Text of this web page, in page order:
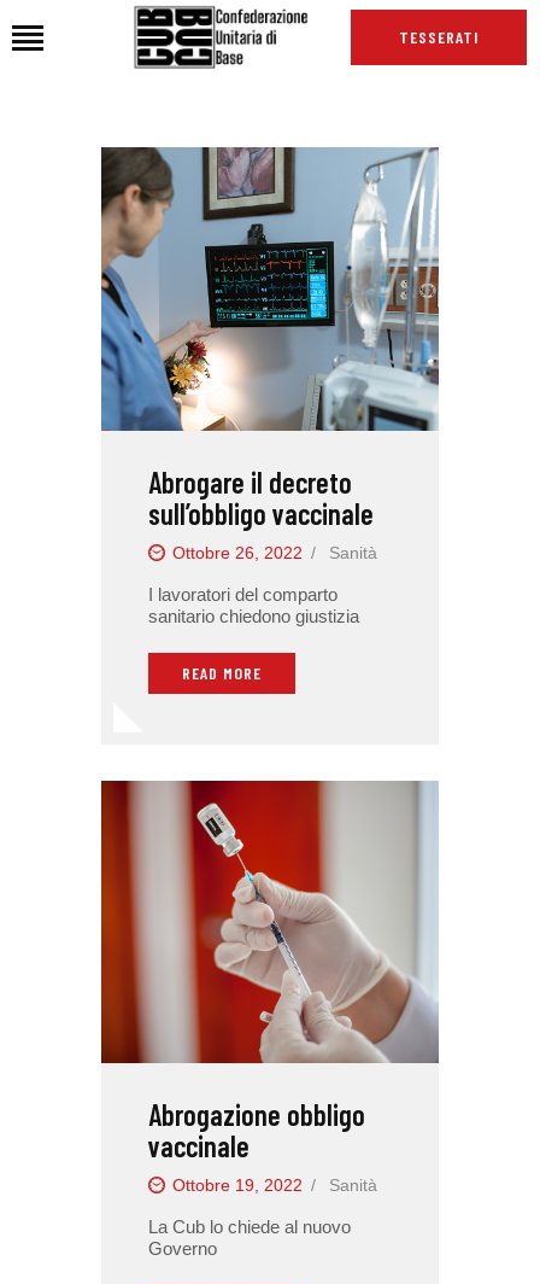
TESSERATI
HOME
CHI SIAMO
SEDI
NEWS
PODCAST CUB
TG CUB
INTERNAZIONALE
RASSEGNA STAMPA
Abrogare il decreto
sull’obbligo vaccinale
Ottobre 26, 2022 Sanità
I lavoratori del comparto
sanitario chiedono giustizia
READ MORE
Abrogazione obbligo
vaccinale
Ottobre 19, 2022 Sanità
La Cub lo chiede al nuovo
Governo